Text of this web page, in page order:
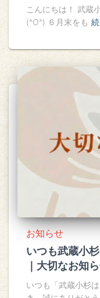
こんにちは！ 武蔵
(^O^) ６月末をも
お知らせ
いつも武蔵小
｜大切なお知
いつも「武蔵小杉